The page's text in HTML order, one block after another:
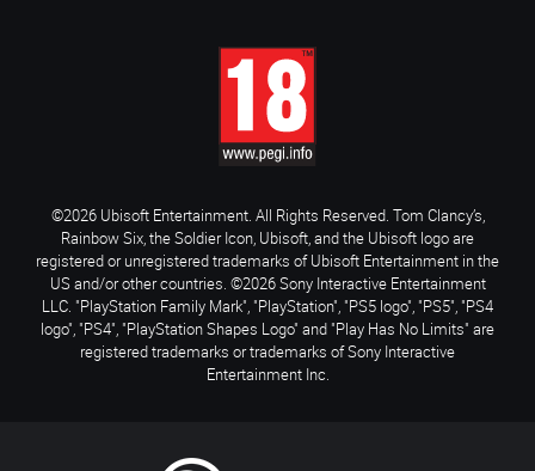
©2026 Ubisoft Entertainment. All Rights Reserved. Tom Clancy’s,
Rainbow Six, the Soldier Icon, Ubisoft, and the Ubisoft logo are
registered or unregistered trademarks of Ubisoft Entertainment in the
US and/or other countries. ©2026 Sony Interactive Entertainment
LLC. "PlayStation Family Mark", "PlayStation", "PS5 logo", "PS5", "PS4
logo", "PS4", "PlayStation Shapes Logo" and "Play Has No Limits" are
registered trademarks or trademarks of Sony Interactive
Entertainment Inc.